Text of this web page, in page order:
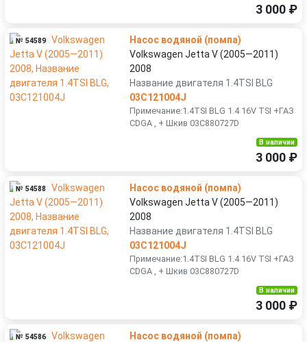
3 000 ₽
№ 54589
Насос водяной (помпа)
Volkswagen Jetta V (2005—2011)
2008
Название двигателя 1.4TSI BLG
03C121004J
Примечание:1.4TSI BLG 1.4 16V TSI +ГАЗ
CDGA , + Шкив 03C880727D
В наличии
3 000 ₽
№ 54588
Насос водяной (помпа)
Volkswagen Jetta V (2005—2011)
2008
Название двигателя 1.4TSI BLG
03C121004J
Примечание:1.4TSI BLG 1.4 16V TSI +ГАЗ
CDGA , + Шкив 03C880727D
В наличии
3 000 ₽
№ 54586
Насос водяной (помпа)